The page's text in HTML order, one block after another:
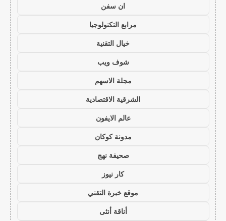
ان سفن
مرابع التكنولوجيا
خيال التقنية
شوف ويب
مجلة الاسهم
الشرقية الاقتصادية
عالم الايفون
مدونة كوكان
صحيفة نهج
كار نيوز
موقع خبرة التقني
أناقة أنثى